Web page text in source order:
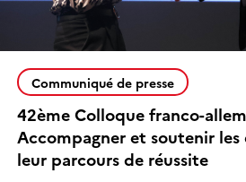
42ème Colloque franco-
Accompagner et soutenir
leur parcours de réussite
Communiqué de presse